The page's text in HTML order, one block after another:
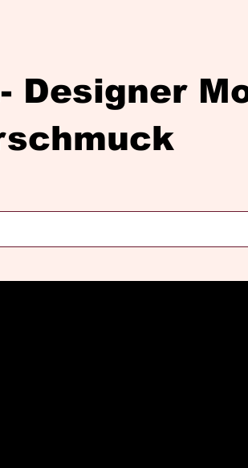
Designer